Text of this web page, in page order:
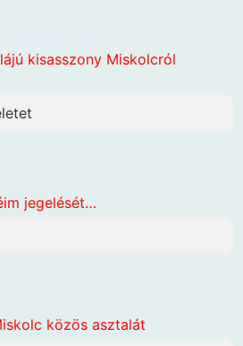
kisasszony Miskolcról
jegelését…
közös asztalát